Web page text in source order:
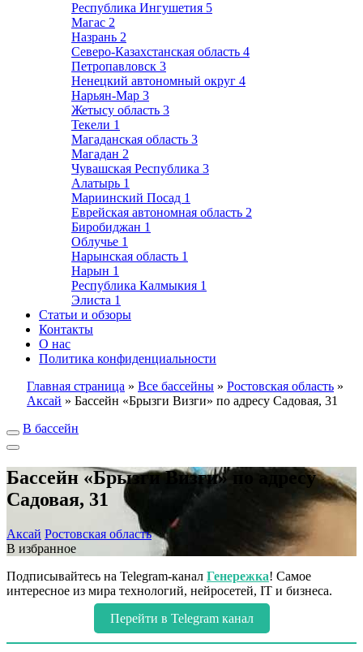
Республика Ингушетия 5
Магас 2
Назрань 2
Северо-Казахстанская область 4
Петропавловск 3
Ненецкий автономный округ 4
Нарьян-Мар 3
Жетысу область 3
Текели 1
Магаданская область 3
Магадан 2
Чувашская Республика 3
Алатырь 1
Мариинский Посад 1
Еврейская автономная область 2
Биробиджан 1
Облучье 1
Нарынская область 1
Нарын 1
Республика Калмыкия 1
Элиста 1
Статьи и обзоры
Контакты
О нас
Политика конфиденциальности
Главная страница » Все бассейны » Ростовская область »
Аксай » Бассейн «Брызги Визги» по адресу Садовая, 31
В бассейн
Бассейн «Брызги Визги» по адресу
Садовая, 31
Аксай Ростовская область
В избранное
Подписывайтесь на Telegram-канал Генережка! Самое
интересное из мира технологий, нейросетей, IT и бизнеса.
Перейти в Telegram канал